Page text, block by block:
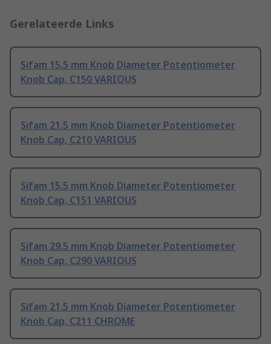
Gerelateerde Links
Sifam 15.5 mm Knob Diameter Potentiometer
Knob Cap, C150 VARIOUS
Sifam 21.5 mm Knob Diameter Potentiometer
Knob Cap, C210 VARIOUS
Sifam 15.5 mm Knob Diameter Potentiometer
Knob Cap, C151 VARIOUS
Sifam 29.5 mm Knob Diameter Potentiometer
Knob Cap, C290 VARIOUS
Sifam 21.5 mm Knob Diameter Potentiometer
Knob Cap, C211 CHROME